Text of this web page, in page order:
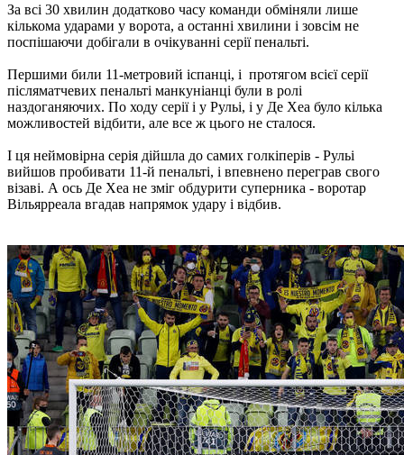
За всі 30 хвилин додатково часу команди обміняли лише
кількома ударами у ворота, а останні хвилини і зовсім не
поспішаючи добігали в очікуванні серії пенальті.
Першими били 11-метровий іспанці, і протягом всієї серії
післяматчевих пенальті манкуніанці були в ролі
наздоганяючих. По ходу серії і у Рульі, і у Де Хеа було кілька
можливостей відбити, але все ж цього не сталося.
І ця неймовірна серія дійшла до самих голкіперів - Рульі
вийшов пробивати 11-й пенальті, і впевнено переграв свого
візаві. А ось Де Хеа не зміг обдурити суперника - воротар
Вільярреала вгадав напрямок удару і відбив.